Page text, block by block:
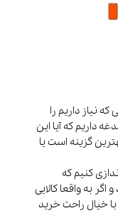
نیاز داریم را
داریم که آیا این
گزینه است یا
کنیم که
به واقعا کالایی
خیال راحت خرید